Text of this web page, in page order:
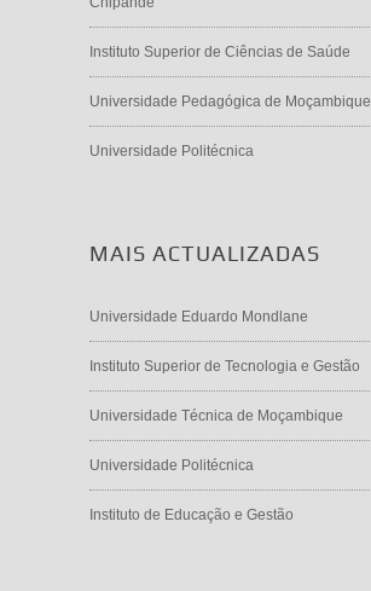
Instituto Superior de Ciências de Saúde
Universidade Pedagógica de Moçambique
Universidade Politécnica
MAIS ACTUALIZADAS
Universidade Eduardo Mondlane
Instituto Superior de Tecnologia e Gestão
Universidade Técnica de Moçambique
Universidade Politécnica
Instituto de Educação e Gestão